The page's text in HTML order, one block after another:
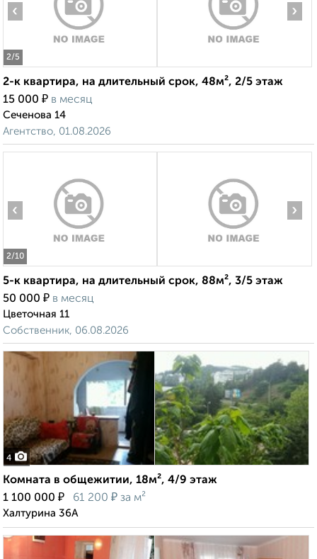
2/5
‹ ›
2-к квартира, на длительный срок, 48м², 2/5 этаж
15 000 ₽ в месяц
Сеченова 14
Агентство, 01.08.2026
2/10
‹ ›
5-к квартира, на длительный срок, 88м², 3/5 этаж
50 000 ₽ в месяц
Цветочная 11
Собственник, 06.08.2026
4
Комната в общежитии, 18м², 4/9 этаж
1 100 000 ₽ 61 200 ₽ за м²
Халтурина 36А